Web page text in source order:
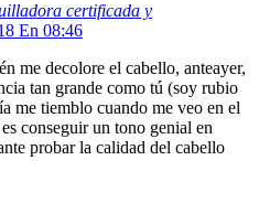
certificada y
En 08:46
me decolore el cabello, anteayer,
tan grande como tú (soy rubio
me tiemblo cuando me veo en el
conseguir un tono genial en
probar la calidad del cabello